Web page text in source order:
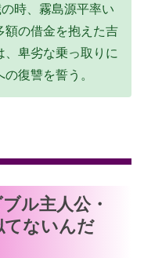
時、霧島源平率い
額の借金を抱えた吉
卑劣な乗っ取りに
復讐を誓う。
ル主人公・
てないんだ